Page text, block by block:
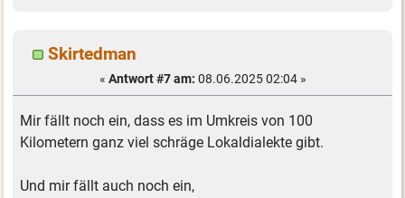
Skirtedman
« Antwort #7 am: 08.06.2025 02:04 »
Mir fällt noch ein, dass es im Umkreis von 100
Kilometern ganz viel schräge Lokaldialekte gibt.
Und mir fällt auch noch ein,